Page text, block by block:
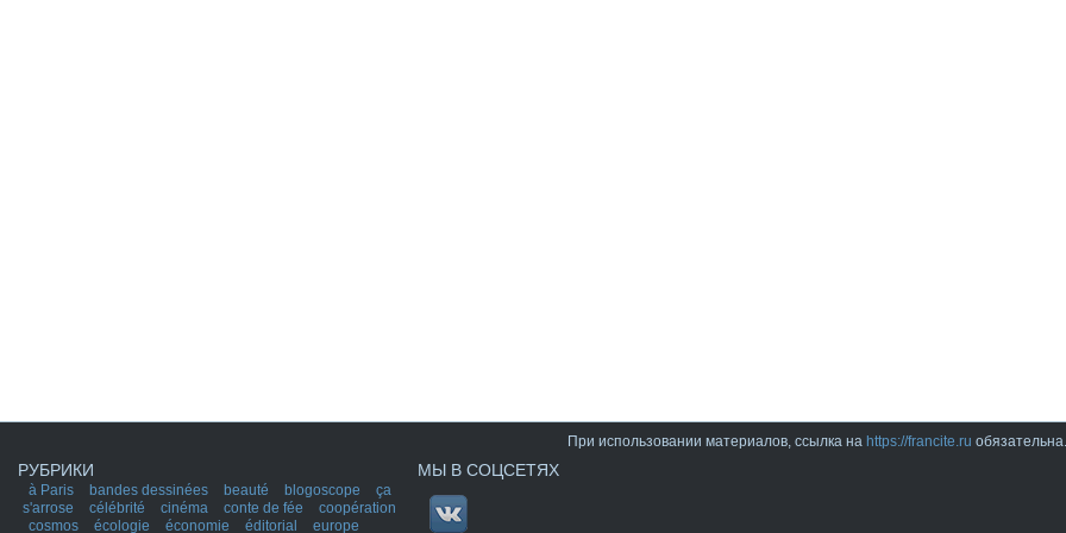
При использовании материалов, ссылка на https://francite.ru обязательна.
РУБРИКИ
à Paris bandes dessinées beauté blogoscope
ça
s'arrose
célébrité cinéma conte de fée
coopération
cosmos
écologie économie éditorial europe
МЫ В СОЦСЕТЯХ